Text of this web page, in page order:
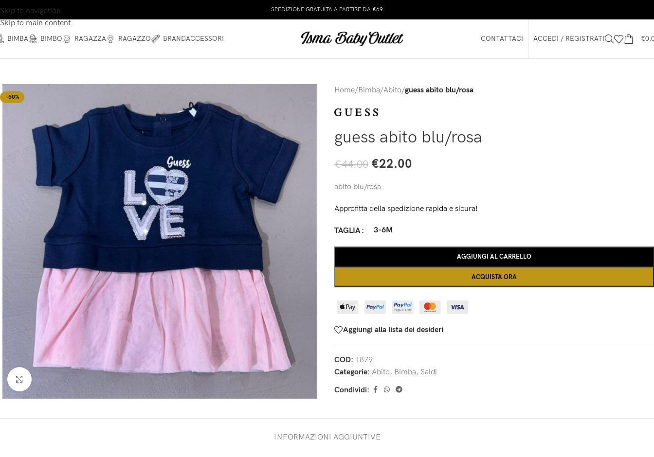
Skip to navigation
Skip to main content
SPEDIZIONE GRATUITA A PARTIRE DA €69
BIMBA BIMBO RAGAZZA RAGAZZO BRANDACCESSORI CONTATTACI ACCEDI / REGISTRATI €
-50%
Click to enlarge
Home/Bimba/Abito/guess abito blu/rosa
guess abito blu/rosa
€44.00 €22.00
abito blu/rosa
Approfitta della spedizione rapida e sicura!
TAGLIA 3-6M
AGGIUNGI AL CARRELLO
ACQUISTA ORA
Aggiungi alla lista dei desideri
COD: 1879
Categorie: Abito, Bimba, Saldi
Condividi:
INFORMAZIONI AGGIUNTIVE